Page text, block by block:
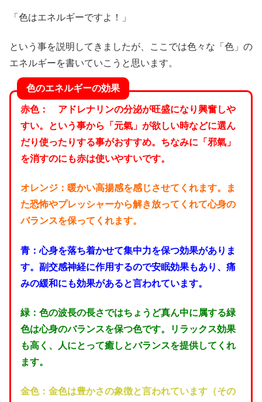
「色はエネルギーですよ！」
という事を説明してきましたが、ここでは色々な「色」の
エネルギーを書いていこうと思います。
色のエネルギーの効果
赤色： アドレナリンの分泌が旺盛になり興奮しや
すい。という事から「元氣」が欲しい時などに選ん
だり使ったりする事がおすすめ。ちなみに「邪氣」
を消すのにも赤は使いやすいです。
オレンジ：暖かい高揚感を感じさせてくれます。ま
た恐怖やプレッシャーから解き放ってくれて心身の
バランスを保ってくれます。
青：心身を落ち着かせて集中力を保つ効果がありま
す。副交感神経に作用するので安眠効果もあり、痛
みの緩和にも効果があると言われています。
緑：色の波長の長さではちょうど真ん中に属する緑
色は心身のバランスを保つ色です。リラックス効果
も高く、人にとって癒しとバランスを提供してくれ
ます。
金色：金色は豊かさの象徴と言われています（その